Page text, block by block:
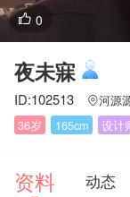
 0
夜未寐
ID:102513 河源
36岁
165cm 设计
资料 动态